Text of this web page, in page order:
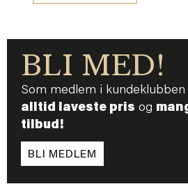
BLI MED!
Som medlem i kundeklubben
alltid laveste pris og
tilbud!
BLI MEDLEM